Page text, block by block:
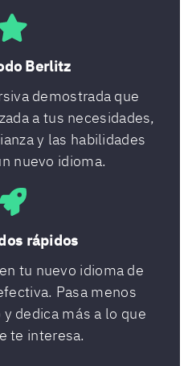
Berlitz
demostrada que
a tus necesidades,
y las habilidades
nuevo idioma.
rápidos
tu nuevo idioma de
Pasa menos
dedica más a lo que
te interesa.